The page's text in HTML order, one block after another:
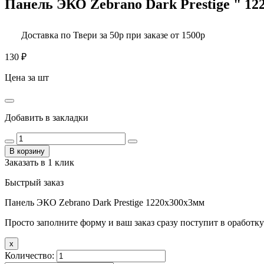
Панель ЭКО Zebrano Dark Prestige "
Доставка по Твери за 50р при заказе от 1500р
130 ₽
Цена за шт
Добавить в закладки
В корзину
Заказать в 1 клик
Быстрый заказ
Панель ЭКО Zebrano Dark Prestige 1220х300х3мм
Просто заполните форму и ваш заказ сразу поступит в
x
Количество: